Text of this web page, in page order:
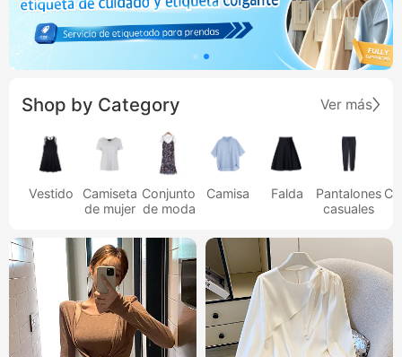
Shop by Category Ver más
Vestido
Camiseta
de mujer
Conjunto
de moda
Camisa Falda
Pantalones
casuales